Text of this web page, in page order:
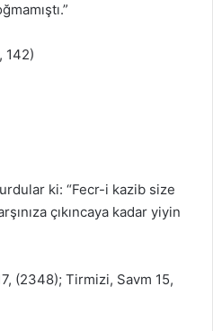
142)
ki: “Fecr-i kazib size
çıkıncaya kadar yiyin
(2348); Tirmizi, Savm 15,